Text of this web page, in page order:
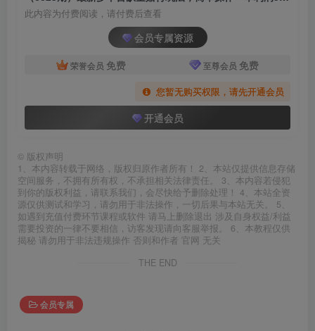
此内容为付费阅读，请付费后查看
会员专属资源
荣誉会员 免费 至尊会员 免费
您暂无购买权限，请先开通会员
开通会员
© 版权声明
1、本内容转载于网络，版权归原作者所有！ 2、本站仅提供信息存储
空间服务，不拥有所有权，不承担相关法律责任。 3、本内容若侵犯
到你的版权利益，请联系我们，会尽快给予删除处理！ 4、本站全资
源仅供测试和学习，请勿用于非法操作，一切后果与本站无关。 5、
如遇到充值付费环节课程或软件 请马上删除退出 涉及自身权益/利益
需要投资的一律不要相信，访客发现请向客服举报。 6、本教程仅供
揭秘 请勿用于非法违规操作 否则和作者 官网 无关
THE END
会员专属